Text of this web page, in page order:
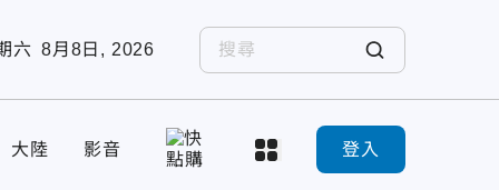
六 8月8日, 2026
大陸 影音 登入